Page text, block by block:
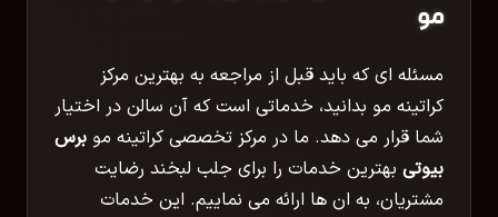
مو
مسئله ای که باید قبل از مراجعه به بهترین مرکز
کراتینه مو بدانید، خدماتی است که آن سالن در اختیار
شما قرار می دهد. ما در مرکز تخصصی کراتینه مو برس
بیوتی بهترین خدمات را برای جلب لبخند رضایت
مشتریان، به ان ها ارائه می نماییم. این خدمات